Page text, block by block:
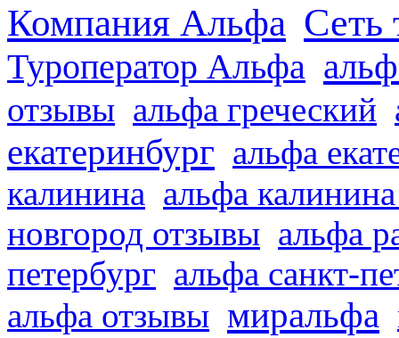
Компания Альфа Сеть
Туроператор Альфа
отзывы альфа греческий
екатеринбург альфа
калинина альфа
новгород отзывы альфа
петербург альфа санкт-
альфа отзывы миральфа